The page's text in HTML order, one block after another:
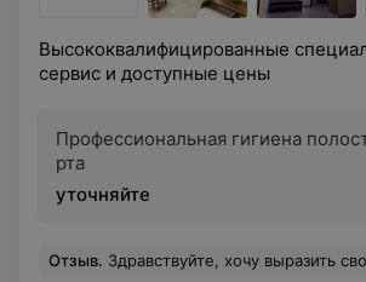
Высококвалифицированные
сервис и доступные цены
Профессиональная гигиена
рта
уточняйте
Отзыв. Здравствуйте, хочу выразить свою благодарность Ерошевской Диане Викторовне - это замечательный,чуткий , а главное